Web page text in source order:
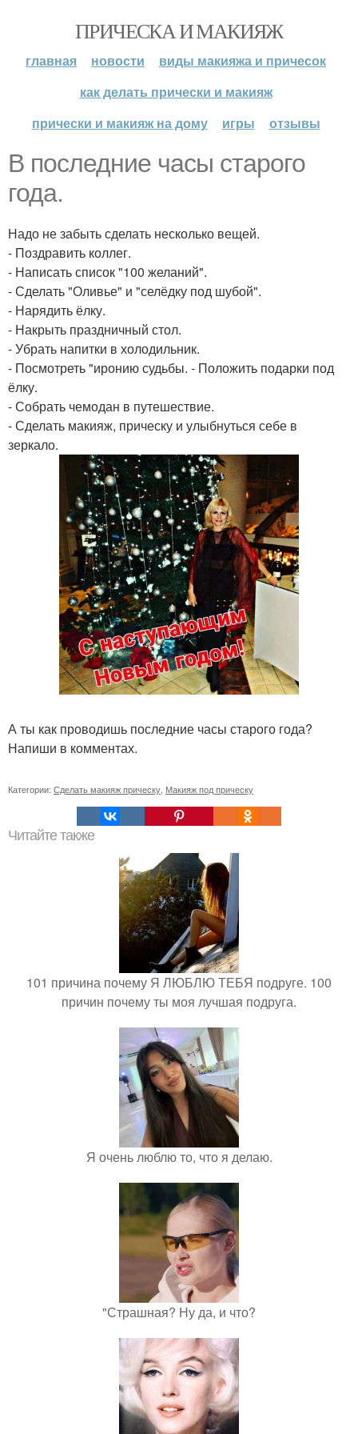
ПРИЧЕСКА И МАКИЯЖ
главная новости
виды макияжа и причесок
как делать прически и макияж
прически и макияж на дому
игры отзывы
В последние часы старого
года.
Надо не забыть сделать несколько вещей.
- Поздравить коллег.
- Написать список "100 желаний".
- Сделать "Оливье" и "селёдку под шубой".
- Нарядить ёлку.
- Накрыть праздничный стол.
- Убрать напитки в холодильник.
- Посмотреть "иронию судьбы. - Положить подарки под
ёлку.
- Собрать чемодан в путешествие.
- Сделать макияж, прическу и улыбнуться себе в
зеркало.
А ты как проводишь последние часы старого года?
Напиши в комментах.
Категории: Сделать макияж прическу Макияж под прическу
Читайте также
101 причина почему Я ЛЮБЛЮ ТЕБЯ подруге. 100
причин почему ты моя лучшая подруга.
Я очень люблю то, что я делаю.
"Страшная? Ну да, и что?